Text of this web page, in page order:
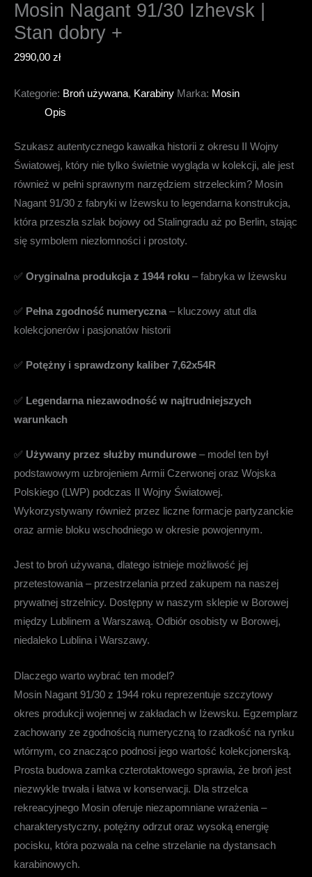
Mosin Nagant 91/30 Izhevsk |
Stan dobry +
2990,00 zł
Kategorie: Broń używana, Karabiny Marka: Mosin
Opis
Szukasz autentycznego kawałka historii z okresu II Wojny
Światowej, który nie tylko świetnie wygląda w kolekcji, ale jest
również w pełni sprawnym narzędziem strzeleckim? Mosin
Nagant 91/30 z fabryki w Iżewsku to legendarna konstrukcja,
która przeszła szlak bojowy od Stalingradu aż po Berlin, stając
się symbolem niezłomności i prostoty.
✅ Oryginalna produkcja z 1944 roku – fabryka w Iżewsku
✅ Pełna zgodność numeryczna – kluczowy atut dla
kolekcjonerów i pasjonatów historii
✅ Potężny i sprawdzony kaliber 7,62x54R
✅ Legendarna niezawodność w najtrudniejszych
warunkach
✅ Używany przez służby mundurowe – model ten był
podstawowym uzbrojeniem Armii Czerwonej oraz Wojska
Polskiego (LWP) podczas II Wojny Światowej.
Wykorzystywany również przez liczne formacje partyzanckie
oraz armie bloku wschodniego w okresie powojennym.
Jest to broń używana, dlatego istnieje możliwość jej
przetestowania – przestrzelania przed zakupem na naszej
prywatnej strzelnicy. Dostępny w naszym sklepie w Borowej
między Lublinem a Warszawą. Odbiór osobisty w Borowej,
niedaleko Lublina i Warszawy.
Dlaczego warto wybrać ten model?
Mosin Nagant 91/30 z 1944 roku reprezentuje szczytowy
okres produkcji wojennej w zakładach w Iżewsku. Egzemplarz
zachowany ze zgodnością numeryczną to rzadkość na rynku
wtórnym, co znacząco podnosi jego wartość kolekcjonerską.
Prosta budowa zamka czterotaktowego sprawia, że broń jest
niezwykle trwała i łatwa w konserwacji. Dla strzelca
rekreacyjnego Mosin oferuje niezapomniane wrażenia –
charakterystyczny, potężny odrzut oraz wysoką energię
pocisku, która pozwala na celne strzelanie na dystansach
karabinowych.